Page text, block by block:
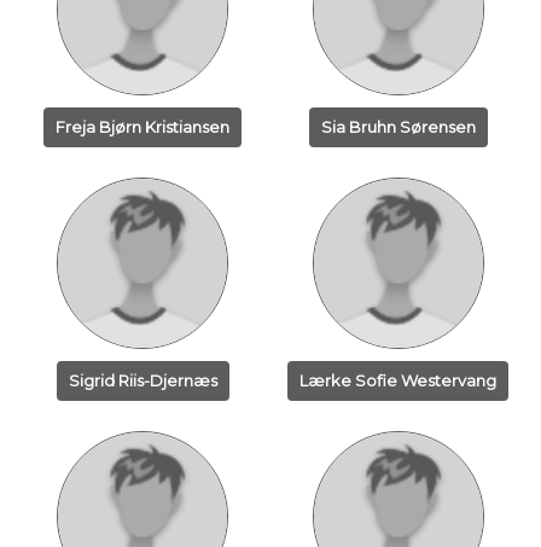
Freja Bjørn Kristiansen Sia Bruhn Sørensen
Sigrid Riis-Djernæs Lærke Sofie Westervang